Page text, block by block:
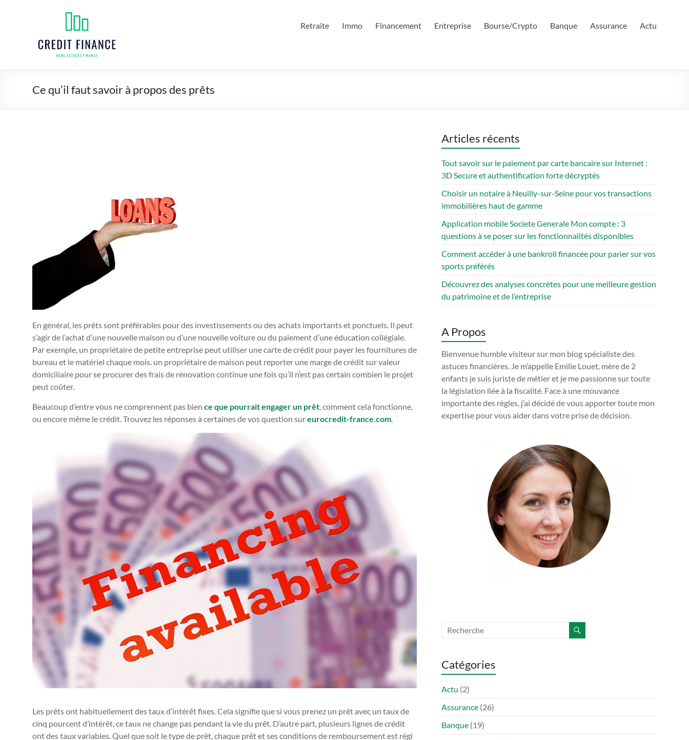
Credit
finance
Retraite Immo Financement Entreprise Bourse/Crypto Banque Assurance Actu
Ce qu’il faut savoir à propos des prêts
En général, les prêts sont préférables pour des investissements ou des achats importants et ponctuels. Il peut
s’agir de l’achat d’une nouvelle maison ou d’une nouvelle voiture ou du paiement d’une éducation collégiale.
Par exemple, un propriétaire de petite entreprise peut utiliser une carte de crédit pour payer les fournitures de
bureau et le matériel chaque mois. un propriétaire de maison peut reporter une marge de crédit sur valeur
domiciliaire pour se procurer des frais de rénovation continue une fois qu’il n’est pas certain combien le projet
peut coûter.
Beaucoup d’entre vous ne comprennent pas bien ce que pourrait engager un prêt , comment cela fonctionne,
ou encore même le crédit. Trouvez les réponses à certaines de vos question sureurocredit-france.com
Les prêts ont habituellement des taux d’intérêt fixes. Cela signifie que si vous prenez un prêt avec un taux de
cinq pourcent d’intérêt, ce taux ne change pas pendant la vie du prêt. D’autre part, plusieurs lignes de crédit
ont des taux variables. Quel que soit le type de prêt, chaque prêt et ses conditions de remboursement est régi
Articles récents
Tout savoir sur le paiement par carte bancaire sur Internet :
3D Secure et authentification forte décryptés
Choisir un notaire à Neuilly-sur-Seine pour vos transactions
immobilières haut de gamme
Application mobile Societe Generale Mon compte : 3
questions à se poser sur les fonctionnalités disponibles
Comment accéder à une bankroll financée pour parier sur vos
sports préférés
Découvrez des analyses concrètes pour une meilleure gestion
du patrimoine et de l’entreprise
A Propos
Bienvenue humble visiteur sur mon blog spécialiste des
astuces financières. Je m’appelle Emilie Louet, mère de 2
enfants je suis juriste de métier et je me passionne sur toute
la législation liée à la fiscalité. Face à une mouvance
importante des règles, j’ai décidé de vous apporter toute mon
expertise pour vous aider dans votre prise de décision.
Catégories
Actu (2)
Assurance (26)
Banque (19)